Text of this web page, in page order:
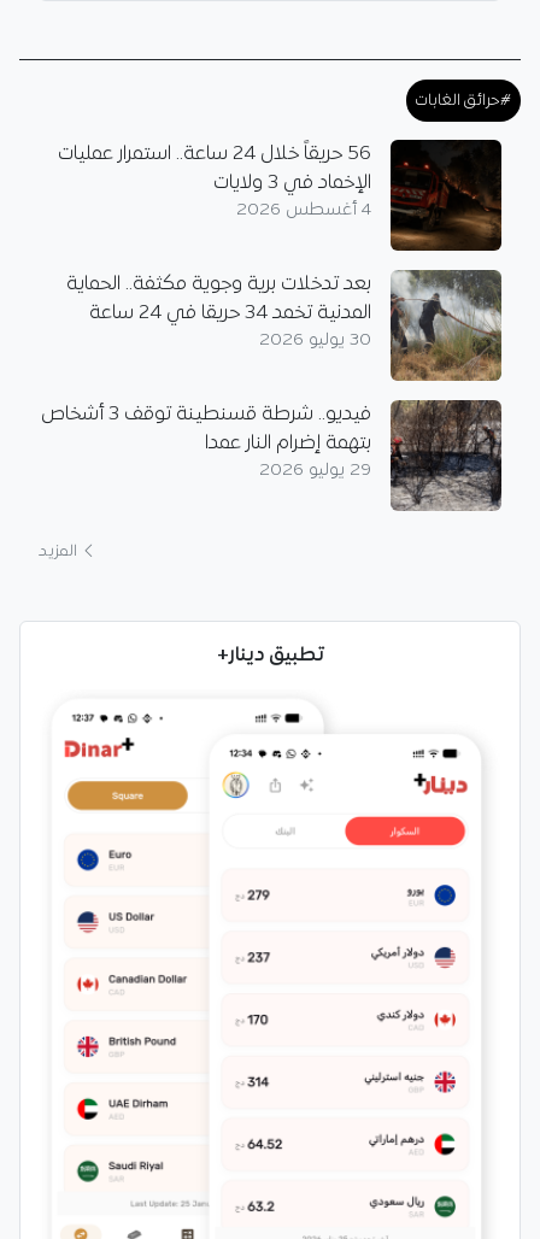
#حرائق الغابات
56 حريقاً خلال 24 ساعة.. استمرار عمليات
الإخماد في 3 ولايات
4 أغسطس 2026
بعد تدخلات برية وجوية مكثفة.. الحماية
المدنية تخمد 34 حريقا في 24 ساعة
30 يوليو 2026
فيديو.. شرطة قسنطينة توقف 3 أشخاص
بتهمة إضرام النار عمدا
29 يوليو 2026
المزيد
تطبيق دينار+